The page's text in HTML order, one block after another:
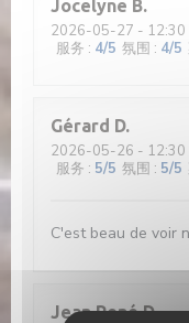
Jocelyne B
2026-05-27 - 12:30
服务 : 4/5 氛围 : 4/5
Gérard D
2026-05-26 - 12:30
服务 : 5/5 氛围 : 5/5
C'est beau de voir
Jean René D